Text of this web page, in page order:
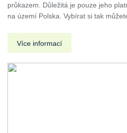
průkazem. Důležitá je pouze jeho
na území Polska. Vybírat si tak
Více informací